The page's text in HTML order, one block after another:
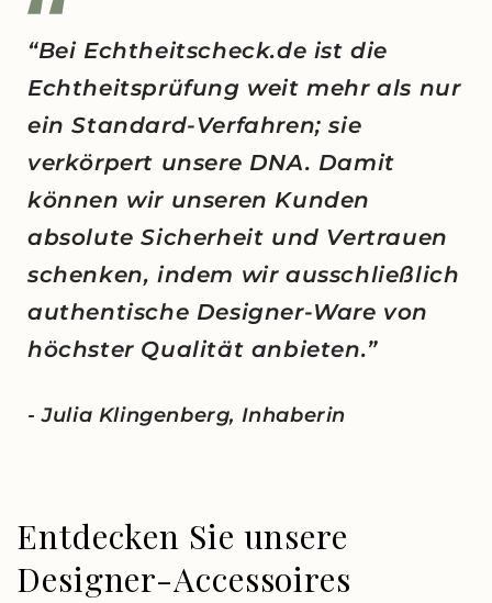
“Bei Echtheitscheck.de ist die
Echtheitsprüfung weit mehr als nur
ein Standard-Verfahren; sie
verkörpert unsere DNA. Damit
können wir unseren Kunden
absolute Sicherheit und Vertrauen
schenken, indem wir ausschließlich
authentische Designer-Ware von
höchster Qualität anbieten.”
- Julia Klingenberg, Inhaberin
Entdecken Sie unsere
Designer-Accessoires